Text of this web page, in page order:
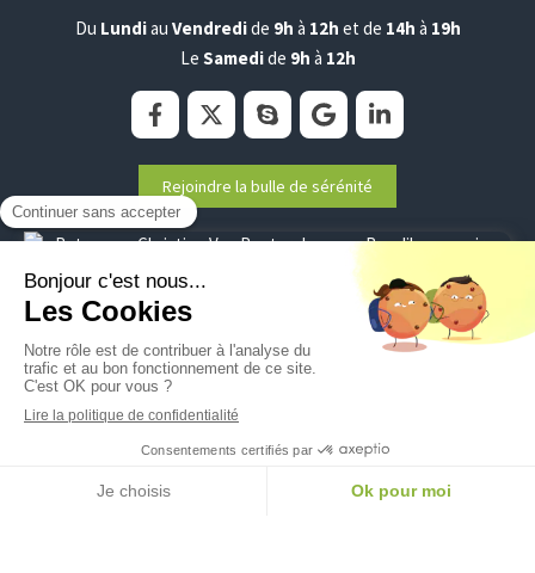
Du Lundiau Vendredide 9h à 12h et de 14h à 19h
Le Samedide 9h à 12h
Rejoindre la bulle de sérénité
Plan du site
Mentions légales
©2020 Christine Van Renterghem - Sophrologie
Création et référencement du site par Simplébo